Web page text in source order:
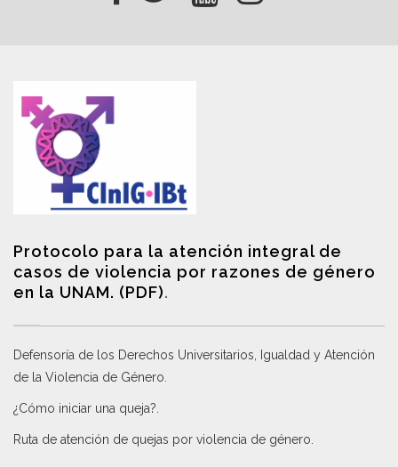
Protocolo para la atención integral de
casos de violencia por razones de género
en la UNAM. (PDF).
Defensoría de los Derechos Universitarios, Igualdad y Atención
de la Violencia de Género
¿Cómo iniciar una queja?
Ruta de atención de quejas por violencia de género